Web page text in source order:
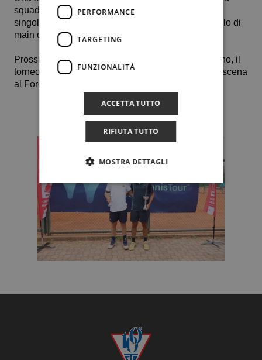
squadra di serie B2 maschile, dal momento che in
singolare ha ottenuto la sua seconda vittoria a livello di
main draw raggiungendo gli ottavi di finale.
Prossimo appuntamento per il classe 2011 termitano, il
torneo Super Category Tennis Europe under 16 di scena
al Foro Italico.
PERFORMANCE
TARGETING
FUNZIONALITÀ
ACCETTA TUTTO
RIFIUTA TUTTO
MOSTRA DETTAGLI